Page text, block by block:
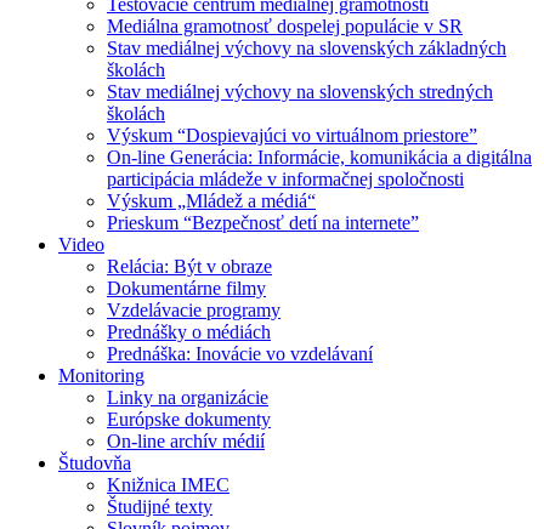
Testovacie centrum mediálnej gramotnosti
Mediálna gramotnosť dospelej populácie v SR
Stav mediálnej výchovy na slovenských základných
školách
Stav mediálnej výchovy na slovenských stredných
školách
Výskum “Dospievajúci vo virtuálnom priestore”
On-line Generácia: Informácie, komunikácia a digitálna
participácia mládeže v informačnej spoločnosti
Výskum „Mládež a médiá“
Prieskum “Bezpečnosť detí na internete”
Video
Relácia: Být v obraze
Dokumentárne filmy
Vzdelávacie programy
Prednášky o médiách
Prednáška: Inovácie vo vzdelávaní
Monitoring
Linky na organizácie
Európske dokumenty
On-line archív médií
Študovňa
Knižnica IMEC
Študijné texty